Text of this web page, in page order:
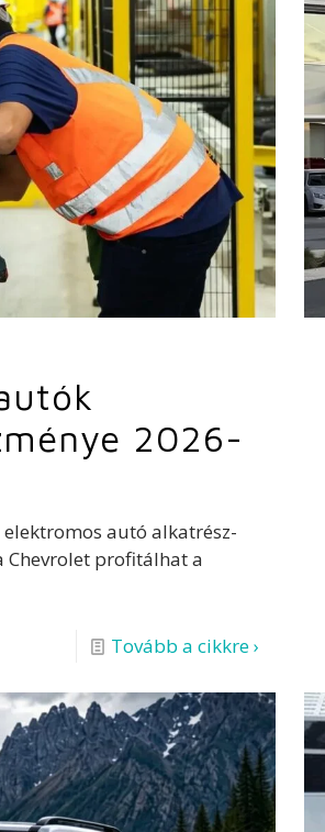
2026-
autó alkatrész-
Chevrolet profitálhat a
Tovább a cikkre ›